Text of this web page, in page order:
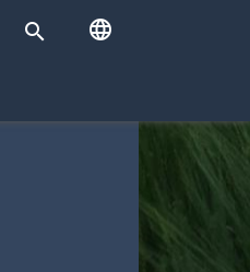
search language